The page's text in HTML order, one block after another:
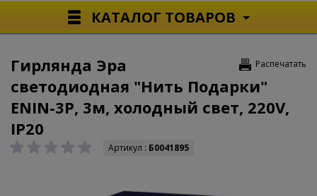
КАТАЛОГ ТОВАРОВ
Распечатать
Гирлянда Эра
светодиодная "Нить Подарки"
ENIN-3P, 3м, холодный свет, 220V,
IP20
Артикул : Б0041895